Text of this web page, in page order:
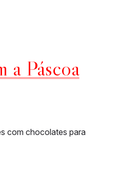
a Páscoa
com chocolates para